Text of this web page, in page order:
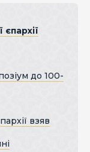
до 100-
взяв